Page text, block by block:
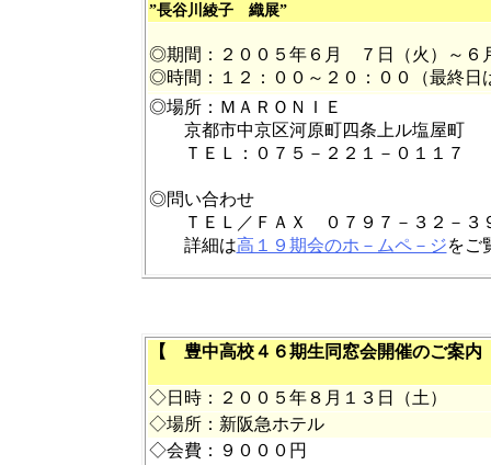
”長谷川綾子 織展”
◎期間：２００５年６月 ７日（火）～６
◎時間：１２：００～２０：００（最終日
◎場所：ＭＡＲＯＮＩＥ
京都市中京区河原町四条上ル塩屋町
ＴＥＬ：０７５－２２１－０１１７
◎問い合わせ
ＴＥＬ／ＦＡＸ ０７９７－３２－３
詳細は高１９期会のホ－ムペ－ジを
【 豊中高校４６期生同窓会開催のご案
◇日時：２００５年８月１３日（土）
◇場所：新阪急ホテル
◇会費：９０００円